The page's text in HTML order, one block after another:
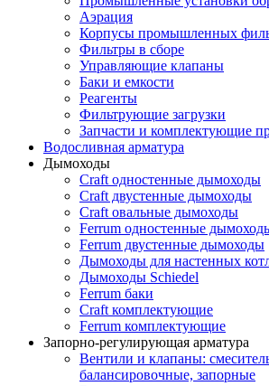
Аэрация
Корпусы промышленных
Фильтры в сборе
Управляющие клапаны
Баки и емкости
Реагенты
Фильтрующие загрузки
Запчасти и комплектующие
Водосливная арматура
Дымоходы
Craft одностенные дымоходы
Craft двустенные дымоходы
Craft овальные дымоходы
Ferrum одностенные
Ferrum двустенные дымоходы
Дымоходы для настенных
Дымоходы Schiedel
Ferrum баки
Craft комплектующие
Ferrum комплектующие
Запорно-регулирующая арматура
Вентили и клапаны:
балансировочные, запорные